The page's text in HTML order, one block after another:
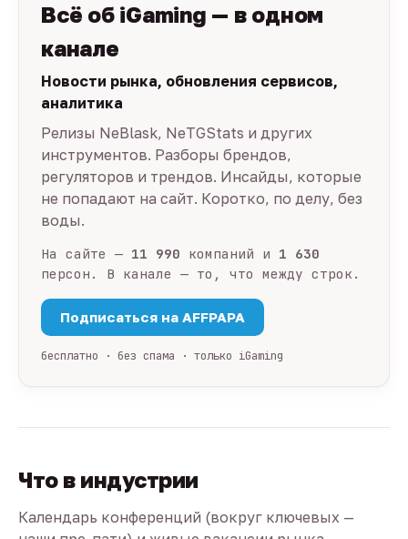
Всё об iGaming — в одном
канале
Новости рынка, обновления сервисов,
аналитика
Релизы NeBlask, NeTGStats и других
инструментов. Разборы брендов,
регуляторов и трендов. Инсайды, которые
не попадают на сайт. Коротко, по делу, без
воды.
На сайте — 11 990 компаний и 1 630
персон. В канале — то, что между строк.
Подписаться на AFFPAPA
бесплатно · без спама · только iGaming
Что в индустрии
Календарь конференций (вокруг ключевых —